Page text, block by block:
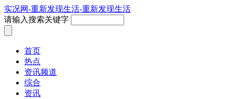
实况网-重新发现生活-重新发现生活
请输入搜索关键字
首页
热点
资讯频道
综合
资讯